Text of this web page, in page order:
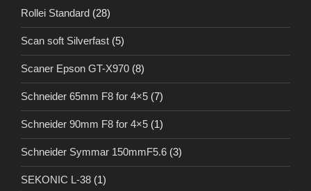
Rollei Standard (28)
Scan soft Silverfast (5)
Scaner Epson GT-X970 (8)
Schneider 65mm F8 for 4×5 (7)
Schneider 90mm F8 for 4×5 (1)
Schneider Symmar 150mmF5.6 (3)
SEKONIC L-38 (1)